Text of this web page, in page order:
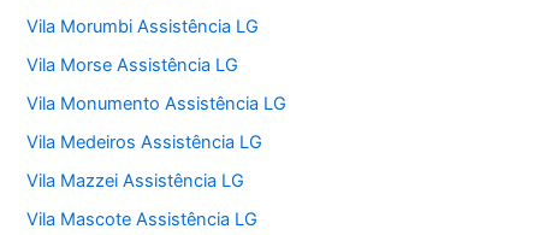
Vila Morumbi Assistência LG
Vila Morse Assistência LG
Vila Monumento Assistência LG
Vila Medeiros Assistência LG
Vila Mazzei Assistência LG
Vila Mascote Assistência LG